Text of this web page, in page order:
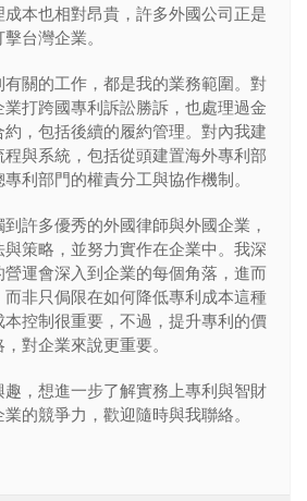
本也相對昂貴，許多外國公司正是
台灣企業。
關的工作，都是我的業務範圍。對
打跨國專利訴訟勝訴，也處理過金
，包括後續的履約管理。對內我建
與系統，包括從頭建置海外專利部
利部門的權責分工與協作機制。
許多優秀的外國律師與外國企業，
策略，並努力實作在企業中。我深
運會深入到企業的每個角落，進而
非只侷限在如何降低專利成本這種
本控制很重要，不過，提升專利的價
對企業來說更重要。
，想進一步了解實務上專利與智財
的競爭力，歡迎隨時與我聯絡。